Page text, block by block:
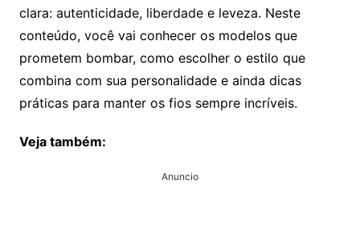
clara: autenticidade, liberdade e leveza. Neste
conteúdo, você vai conhecer os modelos que
prometem bombar, como escolher o estilo que
combina com sua personalidade e ainda dicas
práticas para manter os fios sempre incríveis.
Veja também:
Anuncio